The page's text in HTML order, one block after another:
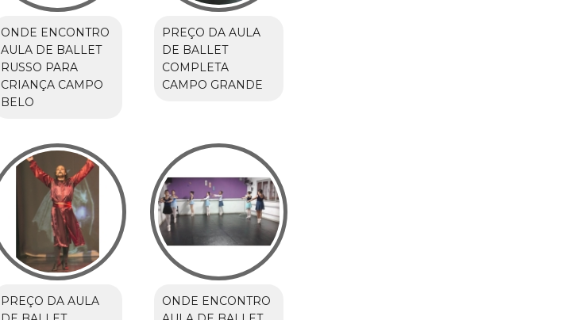
ONDE ENCONTRO
AULA DE BALLET
RUSSO PARA
CRIANÇA CAMPO
BELO
PREÇO DA AULA
DE BALLET
COMPLETA
CAMPO GRANDE
PREÇO DA AULA
ONDE ENCONTRO